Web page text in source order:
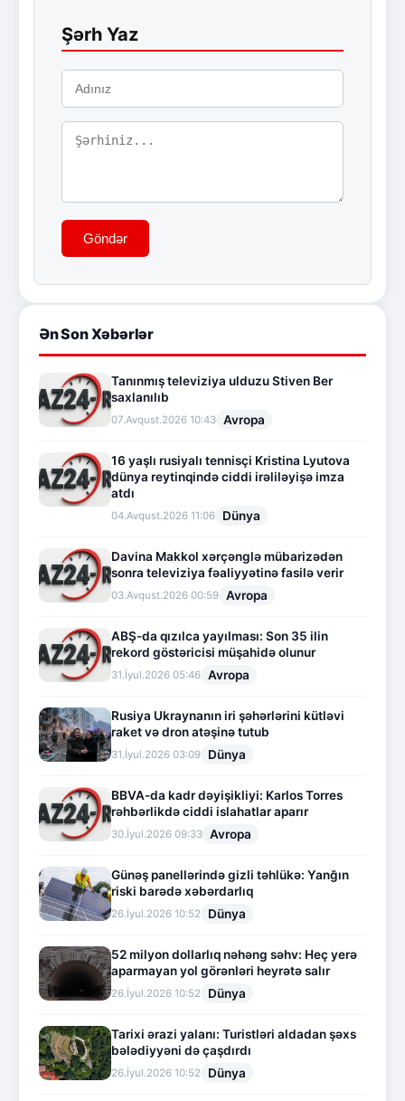
Şərh Yaz
Göndər
Ən Son Xəbərlər
Tanınmış televiziya ulduzu Stiven Ber
saxlanılıb
07.Avqust.2026 10:43 Avropa
16 yaşlı rusiyalı tennisçi Kristina Lyutova
dünya reytinqində ciddi irəliləyişə imza
atdı
04.Avqust.2026 11:06 Dünya
Davina Makkol xərçənglə mübarizədən
sonra televiziya fəaliyyətinə fasilə verir
03.Avqust.2026 00:59 Avropa
ABŞ-da qızılca yayılması: Son 35 ilin
rekord göstəricisi müşahidə olunur
31.İyul.2026 05:46 Avropa
Rusiya Ukraynanın iri şəhərlərini kütləvi
raket və dron atəşinə tutub
31.İyul.2026 03:09 Dünya
BBVA-da kadr dəyişikliyi: Karlos Torres
rəhbərlikdə ciddi islahatlar aparır
30.İyul.2026 09:33 Avropa
Günəş panellərində gizli təhlükə: Yanğın
riski barədə xəbərdarlıq
26.İyul.2026 10:52 Dünya
52 milyon dollarlıq nəhəng səhv: Heç yerə
aparmayan yol görənləri heyrətə salır
26.İyul.2026 10:52 Dünya
Tarixi ərazi yalanı: Turistləri aldadan şəxs
bələdiyyəni də çaşdırdı
26.İyul.2026 10:52 Dünya